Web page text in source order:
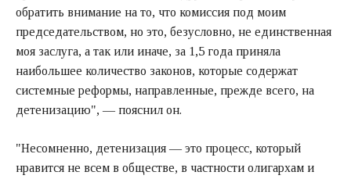
обратить внимание на то, что комиссия под моим
председательством, но это, безусловно, не единственная
моя заслуга, а так или иначе, за 1,5 года приняла
наибольшее количество законов, которые содержат
системные реформы, направленные, прежде всего, на
детенизацию", — пояснил он.
"Несомненно, детенизация — это процесс, который
нравится не всем в обществе, в частности олигархам и